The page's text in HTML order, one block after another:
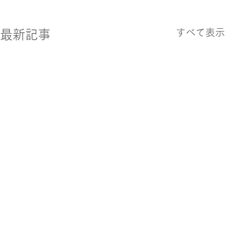
最新記事 すべて表示